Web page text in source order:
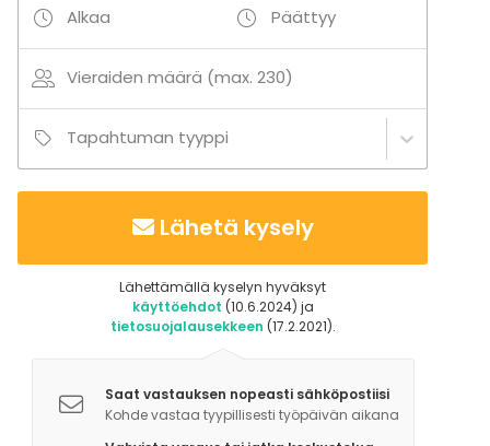
Lounge
Lisätietoa palveluista ja puitteista
75" näyttö, 100" tv/näyttö, clickshare, jabra-
konferenssikaiutin, valkotaulu, muistiinpanovälineet,
mahdollisuus saada parempi äänentoisto ja
mikrofoni. Videotykki tilauksesta.
Alkaa Päättyy
Vieraiden määrä (max. 230)
Tapahtuman tyyppi
Lähetä kysely
Lähettämällä kyselyn hyväksyt
käyttöehdot (10.6.2024) ja
tietosuojalausekkeen (17.2.2021).
Saat vastauksen nopeasti sähköpostiisi
Kohde vastaa tyypillisesti työpäivän aikana